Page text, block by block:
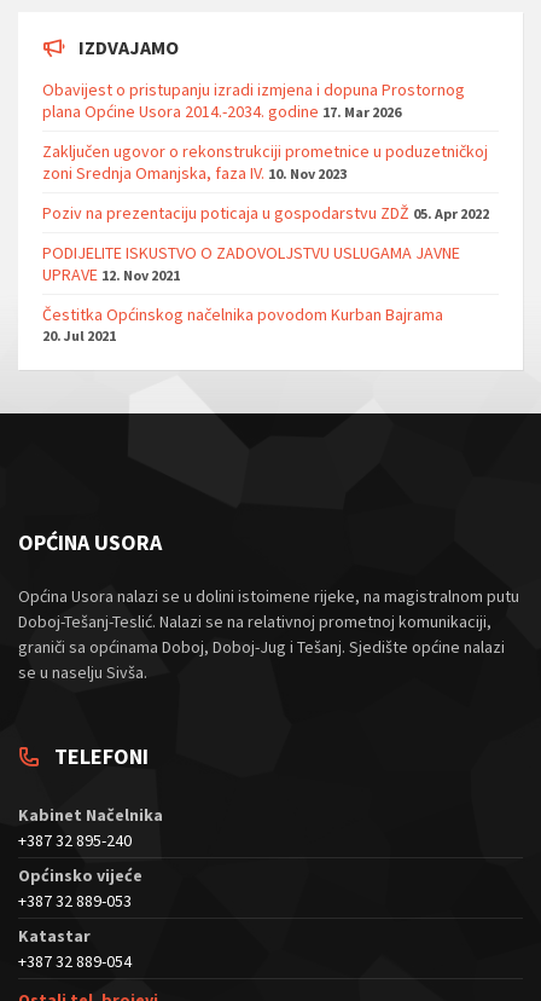
IZDVAJAMO
Obavijest o pristupanju izradi izmjena i dopuna Prostornog
plana Općine Usora 2014.-2034. godine 17. Mar 2026
Zaključen ugovor o rekonstrukciji prometnice u poduzetničkoj
zoni Srednja Omanjska, faza IV. 10. Nov 2023
Poziv na prezentaciju poticaja u gospodarstvu ZDŽ 05. Apr 2022
PODIJELITE ISKUSTVO O ZADOVOLJSTVU USLUGAMA JAVNE
UPRAVE 12. Nov 2021
Čestitka Općinskog načelnika povodom Kurban Bajrama
20. Jul 2021
OPĆINA USORA
Općina Usora nalazi se u dolini istoimene rijeke, na magistralnom putu
Doboj-Tešanj-Teslić. Nalazi se na relativnoj prometnoj komunikaciji,
graniči sa općinama Doboj, Doboj-Jug i Tešanj. Sjedište općine nalazi
se u naselju Sivša.
TELEFONI
Kabinet Načelnika
+387 32 895-240
Općinsko vijeće
+387 32 889-053
Katastar
+387 32 889-054